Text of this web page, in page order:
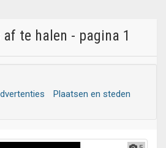
af te halen - pagina 1
Plaatsen en steden